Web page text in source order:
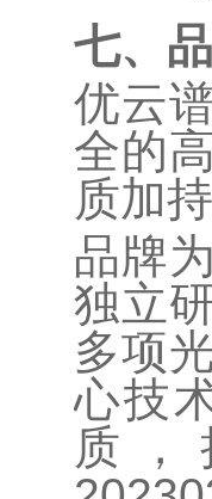
七、
优云
全的
质加
品牌
独立
多项
心技
质